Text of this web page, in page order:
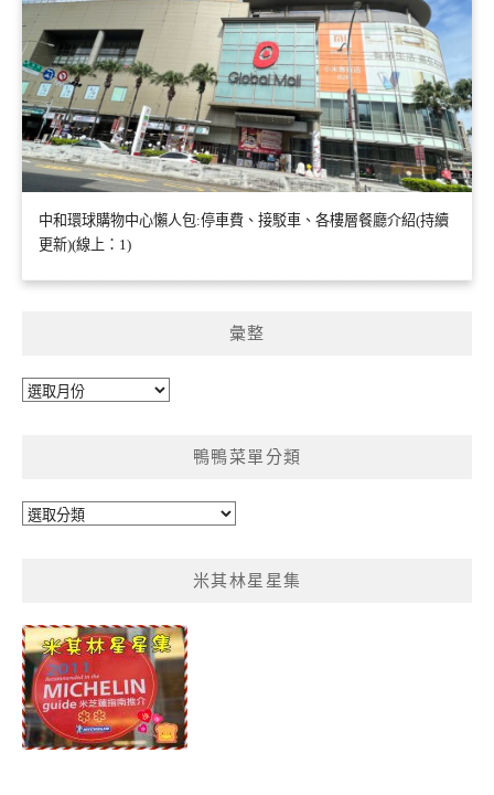
中和環球購物中心懶人包:停車費、接駁車、各樓層餐廳介紹(持續
更新)(線上：1)
彙整
彙
鴨鴨菜單分類
鴨
類
米其林星星集